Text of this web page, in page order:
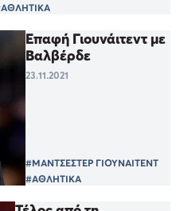
Επαφή Γιουνάιτεντ με
Βαλβέρδε
23.11.2021
#ΜΑΝΤΣΕΣΤΕΡ ΓΙΟΥΝΑΙΤΕΝΤ
#ΑΘΛΗΤΙΚΑ